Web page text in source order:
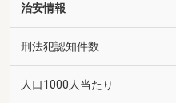
治安情報
刑法犯認知件数
人口1000人当たり